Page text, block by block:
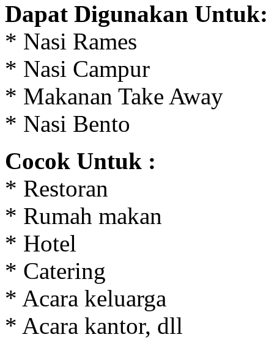
Dapat Digunakan Untuk:
* Nasi Rames
* Nasi Campur
* Makanan Take Away
* Nasi Bento
Cocok Untuk :
* Restoran
* Rumah makan
* Hotel
* Catering
* Acara keluarga
* Acara kantor, dll